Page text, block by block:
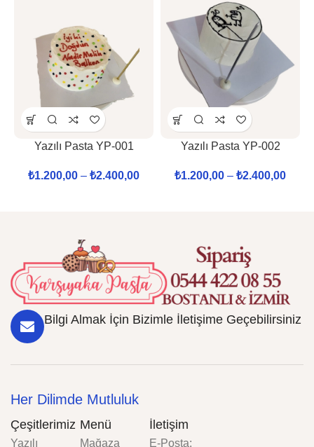
Yazılı Pasta YP-001
₺1.200,00 – ₺2.400,00
Yazılı Pasta YP-002
₺1.200,00 – ₺2.400,00
Bilgi Almak İçin Bizimle İletişime Geçebilirsiniz
Her Dilimde Mutluluk
Çeşitlerimiz
Yazılı
Menü
Mağaza
İletişim
E-Posta: